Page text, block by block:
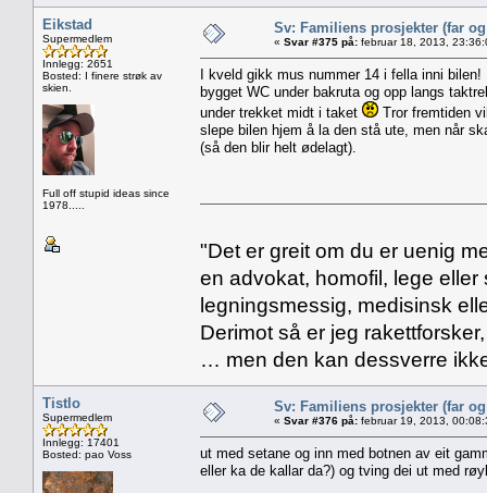
Eikstad
Supermedlem
Innlegg: 2651
Bosted: I finere strøk av
skien.
Full off stupid ideas since
1978.....
Sv: Familiens prosjekter (far
« Svar #375 på: februar 18, 2013,
I kveld gikk mus nummer 14 i fella inni
bygget WC under bakruta og opp langs
under trekket midt i taket
Tror fremtiden
slepe bilen hjem å la den stå ute, men når
(så den blir helt ødelagt).
"Det er greit om du er uenig
en advokat, homofil, lege
legningsmessig, medisinsk
Derimot så er jeg
… men den kan dessverre
Tistlo
Supermedlem
Innlegg: 17401
Bosted: pao Voss
Sv: Familiens prosjekter (far
« Svar #376 på: februar 19, 2013,
ut med setane og inn med botnen av eit
eller ka de kallar da?) og tving dei ut med